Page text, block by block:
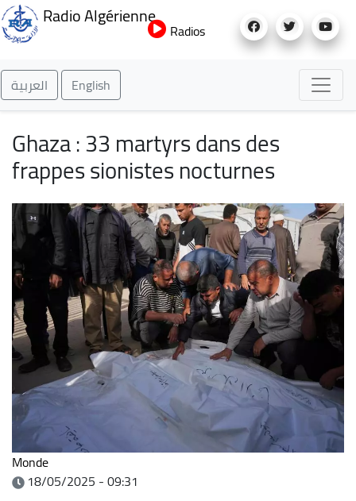
au
Radio Algérienne
Radios
العربية English
Ghaza : 33 martyrs dans des
frappes sionistes nocturnes
Monde
18/05/2025 - 09:31